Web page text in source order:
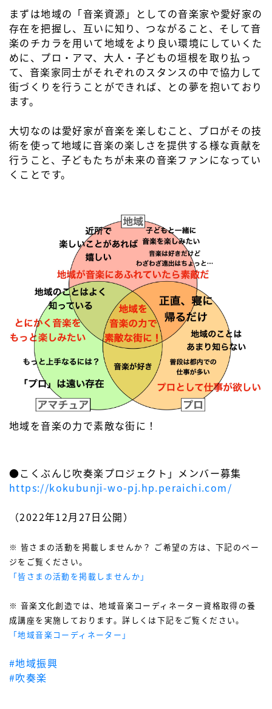
まずは地域の「音楽資源」としての音楽家や愛好家の
存在を把握し、互いに知り、つながること、そして音
楽のチカラを用いて地域をより良い環境にしていくた
めに、プロ・アマ、大人・子どもの垣根を取り払っ
て、音楽家同士がそれぞれのスタンスの中で協力して
街づくりを行うことができれば、との夢を抱いており
ます。
大切なのは愛好家が音楽を楽しむこと、プロがその技
術を使って地域に音楽の楽しさを提供する様な貢献を
行うこと、子どもたちが未来の音楽ファンになってい
くことです。
地域を音楽の力で素敵な街に！
●こくぶんじ吹奏楽プロジェクト」メンバー募集
https://kokubunji-wo-pj.hp.peraichi.com/
（2022年12月27日公開）
※ 皆さまの活動を掲載しませんか？ ご希望の方は、下記のペー
ジをご覧ください。
「皆さまの活動を掲載しませんか」
※ 音楽文化創造では、地域音楽コーディネーター資格取得の養
成講座を実施しております。詳しくは下記をご覧ください。
「地域音楽コーディネーター」
#地域振興
#吹奏楽